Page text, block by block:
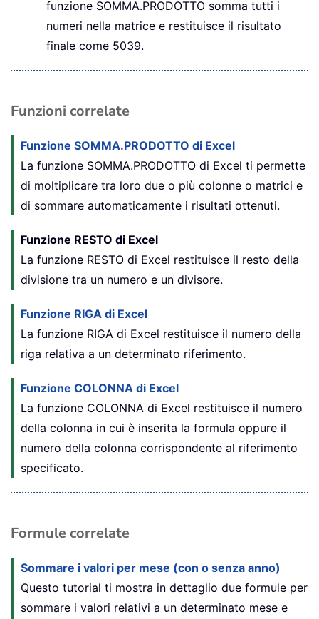
funzione SOMMA.PRODOTTO somma tutti i
numeri nella matrice e restituisce il risultato
finale come 5039.
Funzioni correlate
Funzione SOMMA.PRODOTTO di Excel
La funzione SOMMA.PRODOTTO di Excel ti permette
di moltiplicare tra loro due o più colonne o matrici e
di sommare automaticamente i risultati ottenuti.
Funzione RESTO di Excel
La funzione RESTO di Excel restituisce il resto della
divisione tra un numero e un divisore.
Funzione RIGA di Excel
La funzione RIGA di Excel restituisce il numero della
riga relativa a un determinato riferimento.
Funzione COLONNA di Excel
La funzione COLONNA di Excel restituisce il numero
della colonna in cui è inserita la formula oppure il
numero della colonna corrispondente al riferimento
specificato.
Formule correlate
Sommare i valori per mese (con o senza anno)
Questo tutorial ti mostra in dettaglio due formule per
sommare i valori relativi a un determinato mese e